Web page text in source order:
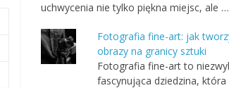
uchwycenia nie tylko piękna miejsc, ale …
Fotografia fine-art: jak
obrazy na granicy sztuki
Fotografia fine-art to
fascynująca dziedzina, która